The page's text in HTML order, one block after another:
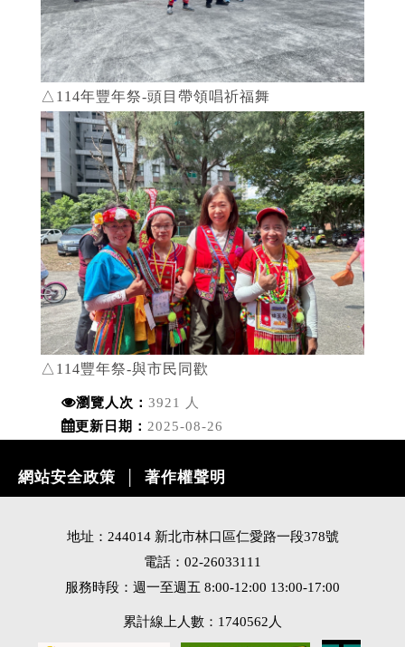
△114年豐年祭-頭目帶領唱祈福舞
△114豐年祭-與市民同歡
瀏覽人次： 3921 人
更新日期： 2025-08-26
網站安全政策 著作權聲明
地址：244014 新北市林口區仁愛路一段378號
電話：02-26033111
服務時段：週一至週五 8:00-12:00 13:00-17:00
累計線上人數：1740562人